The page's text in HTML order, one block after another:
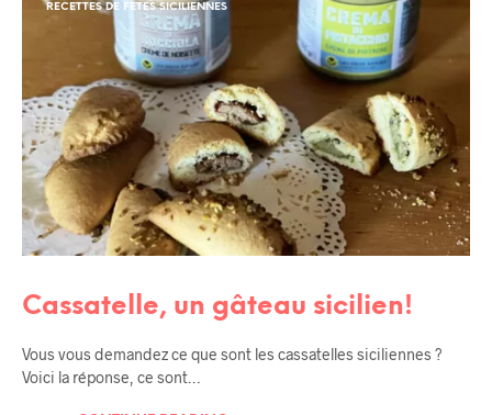
RECETTES DE FÊTES SICILIENNES
Cassatelle, un gâteau sicilien!
Vous vous demandez ce que sont les cassatelles siciliennes ?
Voici la réponse, ce sont…